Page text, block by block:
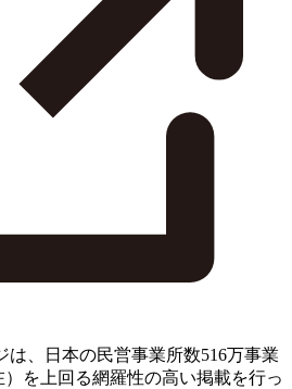
、日本の民営事業所数516万事業
）を上回る網羅性の高い掲載を行っ